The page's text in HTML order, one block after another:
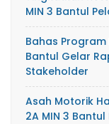
MIN 3 Bantul
Bahas Program
Bantul Gelar
Stakeholder
Asah Motorik
2A MIN 3